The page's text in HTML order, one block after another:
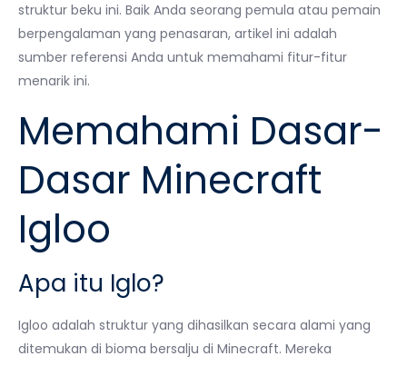
struktur beku ini. Baik Anda seorang pemula atau pemain
berpengalaman yang penasaran, artikel ini adalah
sumber referensi Anda untuk memahami fitur-fitur
menarik ini.
Memahami Dasar-
Dasar Minecraft
Igloo
Apa itu Iglo?
Igloo adalah struktur yang dihasilkan secara alami yang
ditemukan di bioma bersalju di Minecraft. Mereka